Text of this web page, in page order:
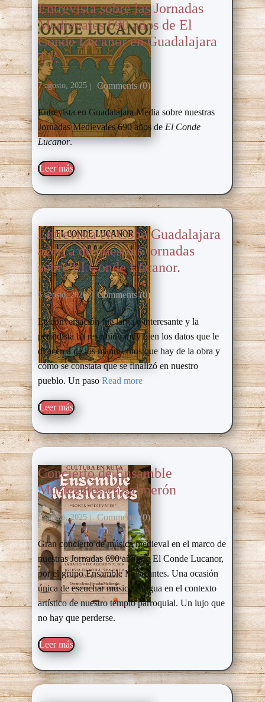
Entrevista sobre las Jornadas
Medievales 690 años de El
Conde Lucanor en Guadalajara
TV.
7 agosto, 2025 Comments (0)
Entrevista en Guadalajara Media sobre nuestras
Jornadas Medievales 690 años de El Conde
Lucanor.
Leer más​
Entrevista en Cope Guadalajara
acerca de nuestras jornadas
sobre El Conde Lucanor.
6 agosto, 2025 Comments (0)
La conversación fue larga e interesante y la
periodista ha resumido muy bien los datos que le
di acerca de los manuscritos que hay de la obra y
cómo se constata que se finalizó en nuestro
pueblo. Un paso Read more
Leer más​
Concierto de Ensamble
Musicantes en salmerón
5 agosto, 2025 Comments (0)
Gran concierto de música medieval en el marco de
nuestras Jornadas 690 años de El Conde Lucanor,
por el grupo Ensamble Musicantes. Una ocasión
única de escuchar música antigua en el contexto
artístico de nuestro templo parroquial. Un lujo que
no hay que perderse.
Leer más​